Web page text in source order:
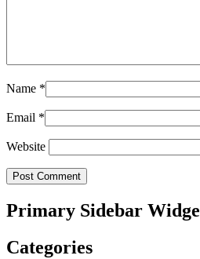
Name *
Email *
Website
Primary Sidebar
Categories